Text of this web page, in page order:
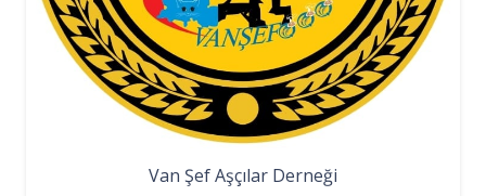
Van Şef Aşçılar Derneği